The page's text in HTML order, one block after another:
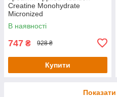
Creatine Monohydrate
Micronized
PowderUnflavoured (250g - 50
Servings)
В наявності
747 ₴ 928 ₴
Купити